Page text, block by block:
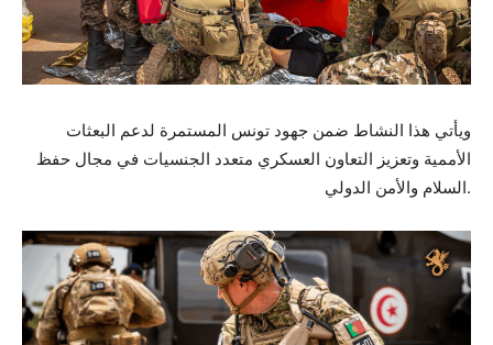
ويأتي هذا النشاط ضمن جهود تونس المستمرة لدعم البعثات
الأممية وتعزيز التعاون العسكري متعدد الجنسيات في مجال حفظ
السلام والأمن الدولي.